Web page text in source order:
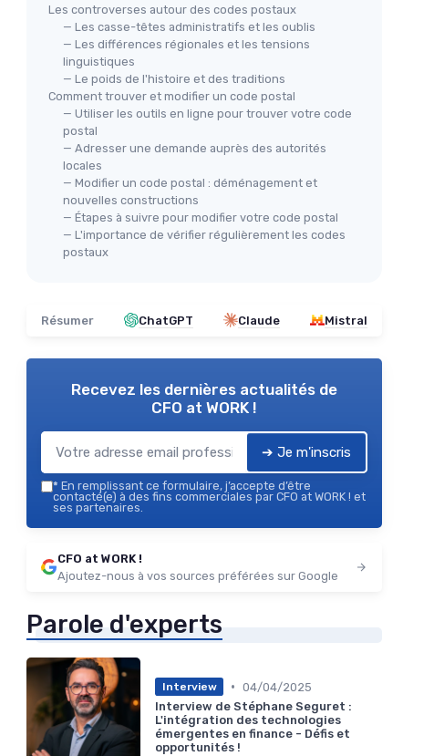
Les controverses autour des codes postaux
— Les casse-têtes administratifs et les oublis
— Les différences régionales et les tensions
linguistiques
— Le poids de l'histoire et des traditions
Comment trouver et modifier un code postal
— Utiliser les outils en ligne pour trouver votre code
postal
— Adresser une demande auprès des autorités
locales
— Modifier un code postal : déménagement et
nouvelles constructions
— Étapes à suivre pour modifier votre code postal
— L'importance de vérifier régulièrement les codes
postaux
Résumer ChatGPT Claude Mistral
Recevez les dernières actualités de
CFO at WORK !
➔ Je m'inscris
* En remplissant ce formulaire, j’accepte d’être
contacté(e) à des fins commerciales par CFO at WORK ! et
ses partenaires.
CFO at WORK !
Ajoutez-nous à vos sources préférées sur Google
Parole d'experts
Interview • 04/04/2025
Interview de Stéphane Seguret :
L'intégration des technologies
émergentes en finance - Défis et
opportunités !